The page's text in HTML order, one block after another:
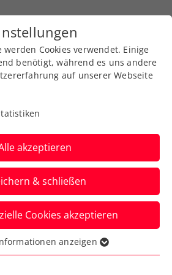
der
steht bevor
wird auch heuer im
14. Wiener
aufgeschlagen.
Cookies verwendet. Einige
benötigt, während es uns andere
auf unserer Webseite
akzeptieren
& schließen
Cookies akzeptieren
für grundlegende
anzeigen